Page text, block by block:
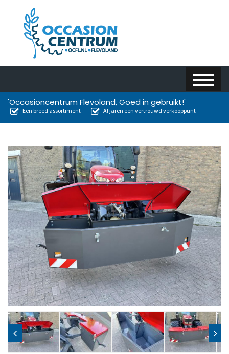
'Occasioncentrum Flevoland, Goed in gebruikt!'
Een breed assortiment Al jaren een vertrouwd verkooppunt